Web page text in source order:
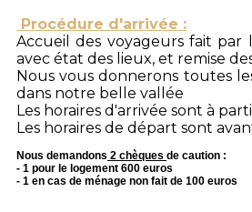
Procédure d'arrivée :
Accueil des voyageurs fait
avec état des lieux, et remise
Nous vous donnerons toutes
dans notre belle vallée
Les horaires d'arrivée sont à
Les horaires de départ sont
Nous demandons 2 chèques de caution :
- 1 pour le logement 600 euros
- 1 en cas de ménage non fait de 100 euros